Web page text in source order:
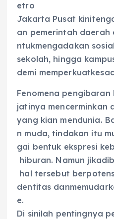
etro
Jakarta Pusat
an pemerintah daerah
ntukmengadakan
sekolah, hingga
demi
Fenomena
jatinya mencerminkan
yang kian mendunia.
n muda, tindakan itu
gai bentuk ekspresi
hiburan. Namun
hal tersebut
dentitas
e.
Di sinilah pentingnya